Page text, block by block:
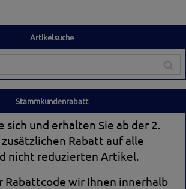
Artikelsuche
Stammkundenrabatt
sich und erhalten Sie ab der 2.
Rabatt auf alle
nicht reduzierten Artikel.
Rabattcode wir Ihnen innerhalb